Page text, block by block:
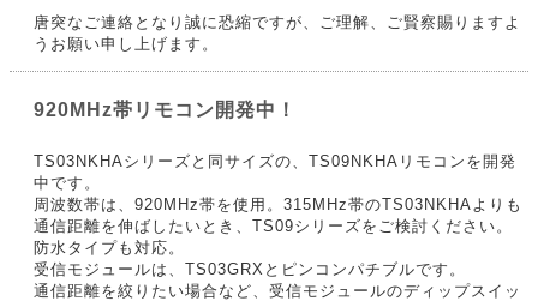
唐突なご連絡となり誠に恐縮ですが、ご理解、ご賢察賜りますよ
うお願い申し上げます。
920MHz帯リモコン開発中！
TS03NKHAシリーズと同サイズの、TS09NKHAリモコンを開発
中です。
周波数帯は、920MHz帯を使用。315MHz帯のTS03NKHAよりも
通信距離を伸ばしたいとき、TS09シリーズをご検討ください。
防水タイプも対応。
受信モジュールは、TS03GRXとピンコンパチブルです。
通信距離を絞りたい場合など、受信モジュールのディップスイッ